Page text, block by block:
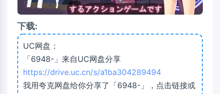
下载:
UC网盘：
「6948-」来自UC网盘分享
https://drive.uc.cn/s/a1ba304289494
我用夸克网盘给你分享了「6948-」，点击链接或